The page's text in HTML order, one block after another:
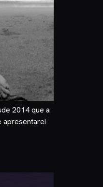
2014 que a
apresentarei